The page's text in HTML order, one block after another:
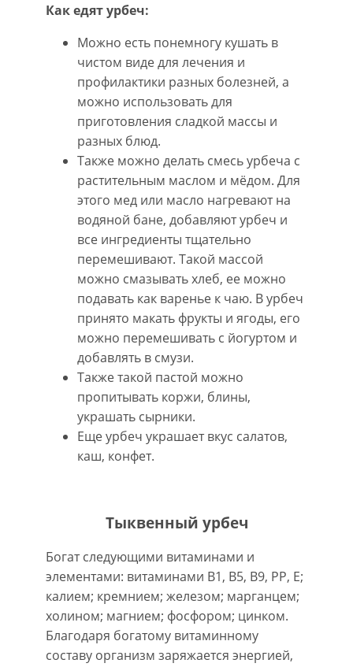
Как едят урбеч:
Можно есть понемногу кушать в
чистом виде для лечения и
профилактики разных болезней, а
можно использовать для
приготовления сладкой массы и
разных блюд.
Также можно делать смесь урбеча с
растительным маслом и мёдом. Для
этого мед или масло нагревают на
водяной бане, добавляют урбеч и
все ингредиенты тщательно
перемешивают. Такой массой
можно смазывать хлеб, ее можно
подавать как варенье к чаю. В урбеч
принято макать фрукты и ягоды, его
можно перемешивать с йогуртом и
добавлять в смузи.
Также такой пастой можно
пропитывать коржи, блины,
украшать сырники.
Еще урбеч украшает вкус салатов,
каш, конфет.
Тыквенный урбеч
Богат следующими витаминами и
элементами: витаминами В1, В5, В9, РР, Е;
калием; кремнием; железом; марганцем;
холином; магнием; фосфором; цинком.
Благодаря богатому витаминному
составу организм заряжается энергией,